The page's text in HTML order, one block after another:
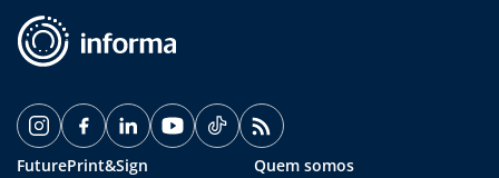
FuturePrint&Sign Quem somos